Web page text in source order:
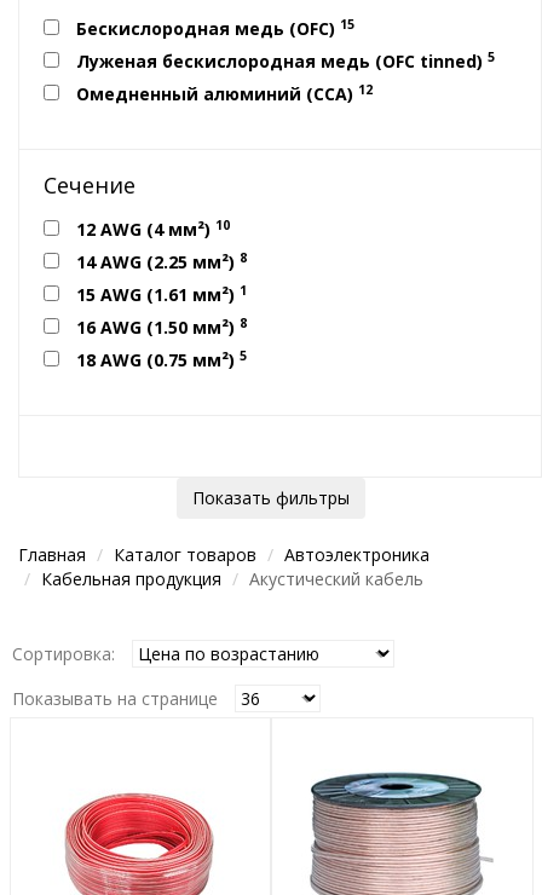
Бескислородная медь (OFC) 15
Луженая бескислородная медь (OFC tinned) 5
Омедненный алюминий (CCA) 12
Сечение
12 AWG (4 мм²) 10
14 AWG (2.25 мм²) 8
15 AWG (1.61 мм²) 1
16 AWG (1.50 мм²) 8
18 AWG (0.75 мм²) 5
Показать фильтры
Главная Каталог товаров
Автоэлектроника
Кабельная продукция
Акустический кабель
Сортировка:
Показывать на странице